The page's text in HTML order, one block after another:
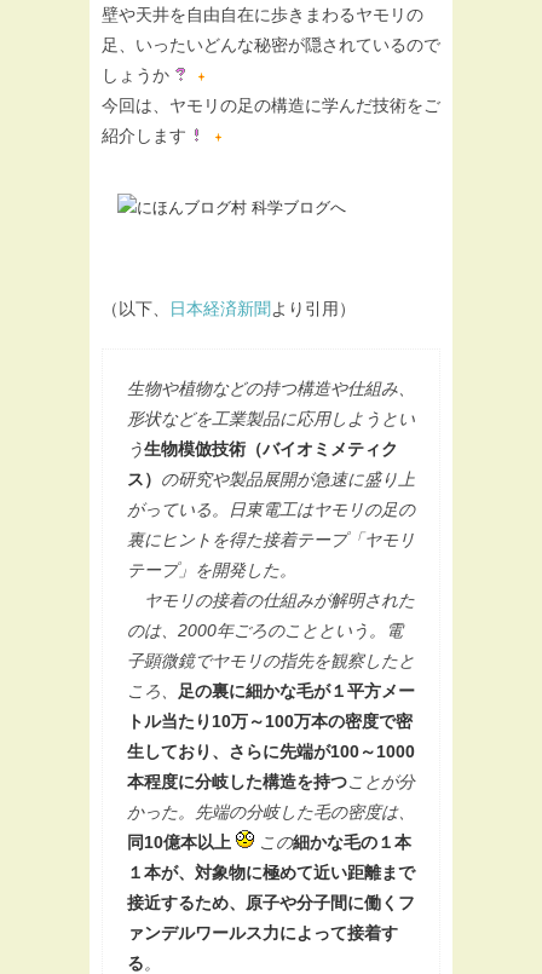
壁や天井を自由自在に歩きまわるヤモリの
足、いったいどんな秘密が隠されているので
しょうか
今回は、ヤモリの足の構造に学んだ技術をご
紹介します
（以下、 日本経済新聞より引用）
生物や植物などの持つ構造や仕組み、
形状などを工業製品に応用しようとい
う生物模倣技術（バイオミメティク
ス） の研究や製品展開が急速に盛り上
がっている。日東電工はヤモリの足の
裏にヒントを得た接着テープ「ヤモリ
テープ」を開発した。
ヤモリの接着の仕組みが解明された
のは、2000年ごろのことという。電
子顕微鏡でヤモリの指先を観察したと
ころ、
足の裏に細かな毛が１平方メー
トル当たり10万～100万本の密度で密
生しており、さらに先端が100～1000
本程度に分岐した構造を持つことが分
かった。先端の分岐した毛の密度は、
同10億本以上
この細かな毛の１本
１本が、対象物に極めて近い距離まで
接近するため、原子や分子間に働くフ
ァンデルワールス力によって接着す
る。